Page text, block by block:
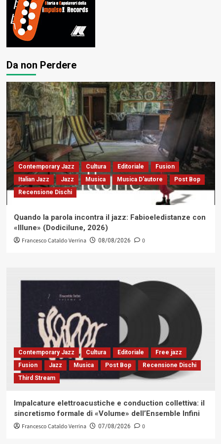
Da non Perdere
Contemporary Jazz Cultura Editoriale
Fusion
Italian Jazz
Jazz Musica Musica D'autore
Post Bop
Recensione Dischi
Quando la parola incontra il jazz: Fabioeledistanze con
«Illune» (Dodicilune, 2026)
Francesco Cataldo Verrina 08/08/2026 0
Contemporary Jazz Cultura Editoriale
Free jazz
Fusion
Jazz Musica Post Bop
Recensione Dischi
Third Stream
Impalcature elettroacustiche e conduction collettiva: il
sincretismo formale di «Volume» dell’Ensemble Infini
Francesco Cataldo Verrina 07/08/2026 0